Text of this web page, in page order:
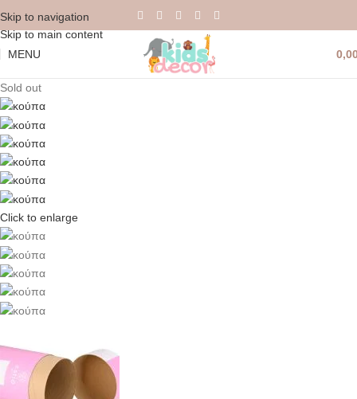
Skip to navigation
Skip to main content
MENU
Sold out
Click to enlarge